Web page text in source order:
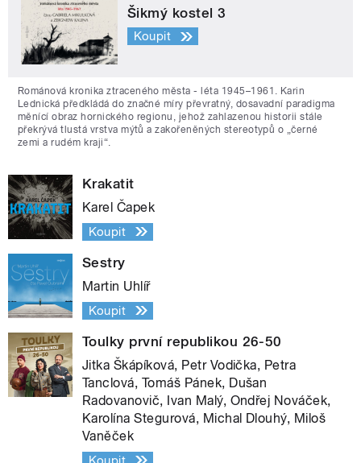
Šikmý kostel 3
Koupit
Románová kronika ztraceného města - léta 1945–1961. Karin
Lednická předkládá do značné míry převratný, dosavadní paradigma
měnící obraz hornického regionu, jehož zahlazenou historii stále
překrývá tlustá vrstva mýtů a zakořeněných stereotypů o „černé
zemi a rudém kraji“.
Krakatit
Karel Čapek
Koupit
Sestry
Martin Uhlíř
Koupit
Toulky první republikou 26-50
Jitka Škápíková, Petr Vodička, Petra
Tanclová, Tomáš Pánek, Dušan
Radovanovič, Ivan Malý, Ondřej Nováček,
Karolína Stegurová, Michal Dlouhý, Miloš
Vaněček